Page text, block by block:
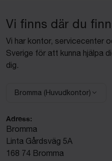
Vi finns där du
Vi har kontor, servicecenter
Sverige för att kunna hjälpa
dig.
Välj anläggning:
Bromma (Huvudkontor)
Adress:
Bromma
Linta Gårdsväg 5A
168 74 Bromma